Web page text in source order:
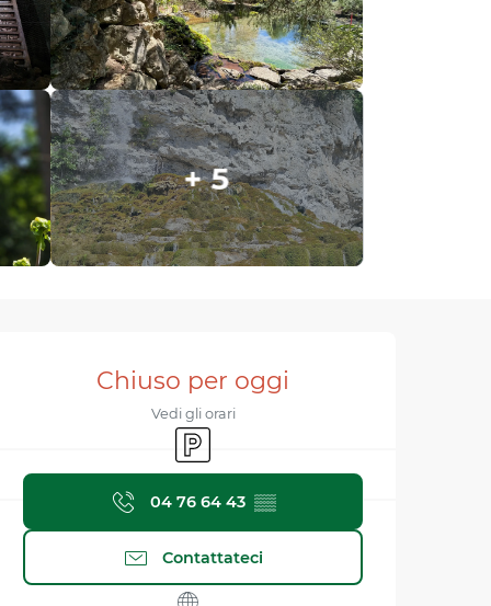
+ 5
e contatti
Chiuso per oggi
Vedi gli orari
Parcheggio
04 76 64 43 ▒▒
Contattateci